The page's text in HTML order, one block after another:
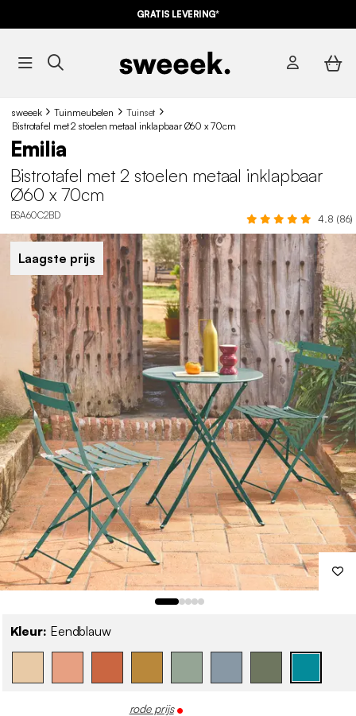
GRATIS LEVERING*
sweeek Tuinmeubelen
Tuinset
Bistrotafel met 2 stoelen metaal inklapbaar Ø60 x 70cm
Emilia
Bistrotafel met 2 stoelen metaal inklapbaar
Ø60 x 70cm
BSA60C2BD 4.8 (86)
Laagste prijs
Kleur: Eendblauw
rode prijs